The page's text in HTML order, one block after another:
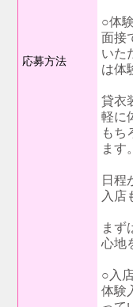
応募方法
○体
面接
いた
は体
貸衣
軽に
もち
ます。
日程
入店
まず
心地
○入
体験